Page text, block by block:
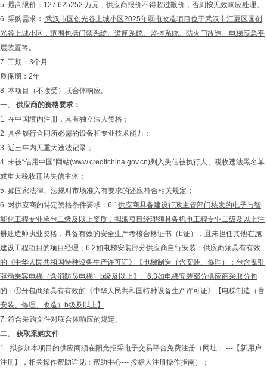
5. 最高限价： 127.625252 万元，供应商报价不得超过限价，否则按无效响应处理。
6. 采购需求 ： 武汉市国创光谷上城小区2025年弱电改造项目位于武汉市江夏区国创
光谷上城小区，范围包括门禁系统、道闸系统、监控系统、防火门改造、电梯应急平
层装置等。
7. 工期：3个月
质保期：2年
8. 本项目
（不接受） 联合体响应。
一、 供应商的资格要求：
1. 在中国境内注册，具有独立法人资格；
2. 具备履行合同所必需的设备和专业技术能力；
3. 近三年内无重大违法记录；
4. 未被“信用中国”网站(www.creditchina.gov.cn)列入失信被执行人、税收违法黑名单
或重大税收违法失信主体；
5. 如国家法律、法规对市场准入有要求的还应符合相关规定；
6. 对供应商的特定资格条件要求：6.1供应商具备建设行政主管部门核发的电子与智
能化工程专业承包二级及以上资质 ，拟派项目经理须具备机电工程专业二级及以上注
册建造师执业资格，具备有效的安全生产考核合格证书（b证），且未担任其他在施
建设工程项目的项目经理 ； 6.2如电梯安装部分供应商自行安装：供应商须具有有效
的《中华人民共和国特种设备生产许可证》【电梯制造（含安装、修理）：包含曳引
驱动乘客电梯（含消防员电梯） b级及以上 】。6.3如电梯安装部分供应商采取分包
的：①分包商须具有有效的《中华人民共和国特种设备生产许可证》【电梯制造（含
安装、修理、改造） b级及以上 】
7. 符合采购文件对联合体响应的规定。
二、 获取采购文件
1. 拟参加本项目的供应商须在阳光招采电子交易平台免费注册（网址： ---【新用户
注册】，相关操作帮助详见：帮助中心--- 投标人注册操作指南）；